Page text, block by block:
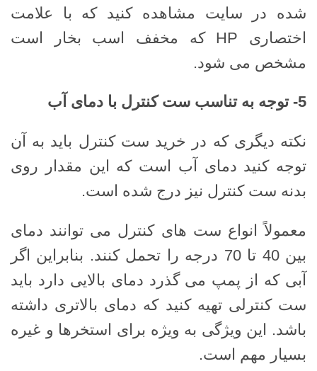
شده در سایت مشاهده کنید که با علامت
اختصاری HP که مخفف اسب بخار است
مشخص می شود.
5- توجه به تناسب ست کنترل با دمای آب
نکته دیگری که در خرید ست کنترل باید به آن
توجه کنید دمای آب است که این مقدار روی
بدنه ست کنترل نیز درج شده است.
معمولاً انواع ست های کنترل می توانند دمای
بین 40 تا 70 درجه را تحمل کنند. بنابراین اگر
آبی که از پمپ می گذرد دمای بالایی دارد باید
ست کنترلی تهیه کنید که دمای بالاتری داشته
باشد. این ویژگی به ویژه برای استخرها و غیره
بسیار مهم است.